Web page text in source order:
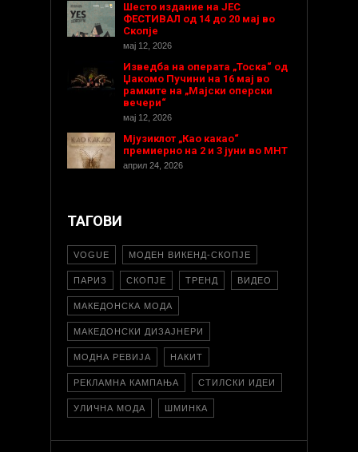
Шесто издание на ЈЕС
ФЕСТИВАЛ од 14 до 20 мај во
Скопје
мај 12, 2026
Изведба на операта „Тоска“ од
Џакомо Пучини на 16 мај во
рамките на „Мајски оперски
вечери“
мај 12, 2026
Мјузиклот „Као какао“
премиерно на 2 и 3 јуни во МНТ
април 24, 2026
ТАГОВИ
VOGUE МОДЕН ВИКЕНД-СКОПЈЕ
ПАРИЗ СКОПЈЕ ТРЕНД ВИДЕО
МАКЕДОНСКА МОДА
МАКЕДОНСКИ ДИЗАЈНЕРИ
МОДНА РЕВИЈА НАКИТ
РЕКЛАМНА КАМПАЊА СТИЛСКИ ИДЕИ
УЛИЧНА МОДА ШМИНКА